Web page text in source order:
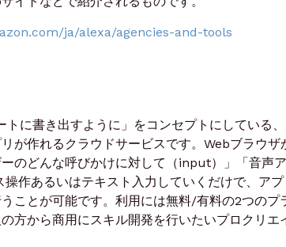
ja/alexa/agencies-and-tools
に書き出すように」をコンセプトにしている
が作れるクラウドサービスです。Webブラウザ
のどんな呼びかけに対して（input）」「音声
操作あるいはテキスト入力していくだけで、ア
ことが可能です。利用には無料/有料の2つの
方から商用にスキル開発を行いたいプロクリ